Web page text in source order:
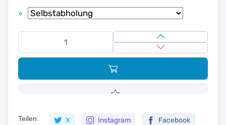
»
Teilen: X Instagram Facebook